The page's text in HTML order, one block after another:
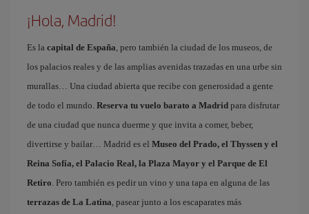
¡Hola, Madrid!
Es la capital de España, pero también la ciudad de los museos, de
los palacios reales y de las amplias avenidas trazadas en una urbe sin
murallas… Una ciudad abierta que recibe con generosidad a gente
de todo el mundo. Reserva tu vuelo barato a Madrid para disfrutar
de una ciudad que nunca duerme y que invita a comer, beber,
divertirse y bailar… Madrid es el Museo del Prado, el Thyssen y el
Reina Sofía, el Palacio Real, la Plaza Mayor y el Parque de El
Retiro. Pero también es pedir un vino y una tapa en alguna de las
terrazas de La Latina, pasear junto a los escaparates más